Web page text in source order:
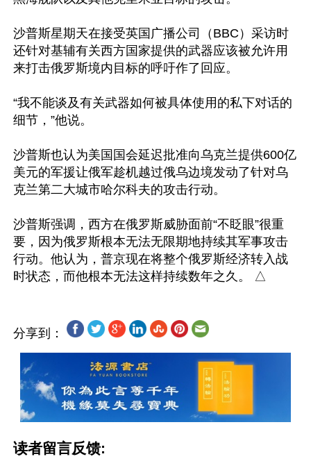
沙普斯星期天在接受英国广播公司（BBC）采访时
还针对基辅有关西方国家提供的武器应该被允许用
来打击俄罗斯境内目标的呼吁作了回应。
“我不能谈及有关武器如何被具体使用的私下对话的
细节，”他说。
沙普斯也认为美国国会延迟批准向乌克兰提供600亿
美元的军援让俄军趁机越过俄乌边境发动了针对乌
克兰第二大城市哈尔科夫的攻击行动。
沙普斯强调，西方在俄罗斯威胁面前“不眨眼”很重
要，因为俄罗斯根本无法无限期地持续其军事攻击
行动。他认为，普京现在将整个俄罗斯经济转入战
分享到：
读者留言反馈: